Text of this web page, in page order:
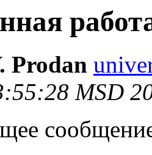
Prodan
MSD